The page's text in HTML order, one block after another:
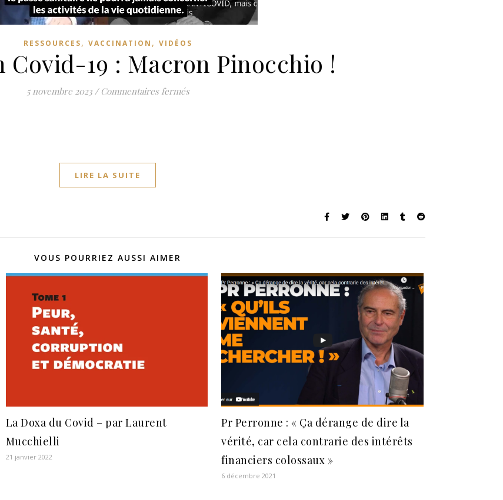
RESSOURCES, VACCINATION , VIDÉOS
Covid-19 : Macron Pinocchio !
5 novembre 2023 / Commentaires ferméssur Vaccination Covid-19 : Macron Pinocchio !
LIRE LA SUITE
VOUS POURRIEZ AUSSI AIMER
La Doxa du Covid – par Laurent
Mucchielli
21 janvier 2022
Pr Perronne : « Ça dérange de dire la
vérité, car cela contrarie des intérêts
financiers colossaux »
6 décembre 2021